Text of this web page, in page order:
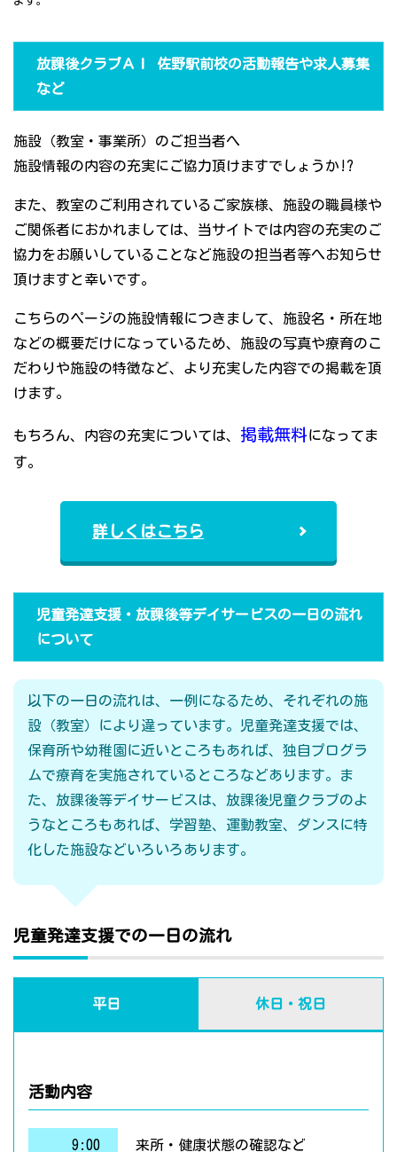
放課後クラブＡＩ 佐野駅前校の活動報告や求人募集
など
施設（教室・事業所）のご担当者へ
施設情報の内容の充実にご協力頂けますでしょうか!?
また、教室のご利用されているご家族様、施設の職員様や
ご関係者におかれましては、当サイトでは内容の充実のご
協力をお願いしていることなど施設の担当者等へお知らせ
頂けますと幸いです。
こちらのページの施設情報につきまして、施設名・所在地
などの概要だけになっているため、施設の写真や療育のこ
だわりや施設の特徴など、より充実した内容での掲載を頂
けます。
もちろん、内容の充実については、 掲載無料になってま
す。
詳しくはこちら
児童発達支援・放課後等デイサービスの一日の流れ
について
以下の一日の流れは、一例になるため、それぞれの施
設（教室）により違っています。児童発達支援では、
保育所や幼稚園に近いところもあれば、独自プログラ
ムで療育を実施されているところなどあります。ま
た、放課後等デイサービスは、放課後児童クラブのよ
うなところもあれば、学習塾、運動教室、ダンスに特
化した施設などいろいろあります。
児童発達支援での一日の流れ
平日 休日・祝日
活動内容
9:00 来所・健康状態の確認など